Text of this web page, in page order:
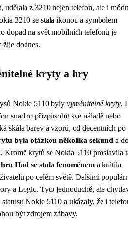
udělala z 3210 nejen telefon, ale i
3210 se stala ikonou a symbolem
dopad na svět mobilních telefonů je
žije dodnes.
kryty a hry
Nokie 5110 byly vyměnitelné kryty.
snadno přizpůsobit své náladě nebo
škála barev a vzorů, od decentních po
byla otázkou několika sekund a
Kromě krytů se Nokia 5110 proslavila
Had se stala fenoménem a krátila
po celém světě. Dalšími
a Logic. Tyto jednoduché, ale
Nokie 5110 a ukázaly, že i
být zdrojem zábavy.